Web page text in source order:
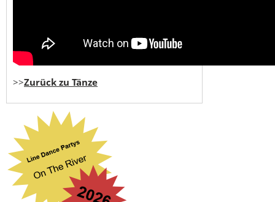
>>Zurück zu Tänze